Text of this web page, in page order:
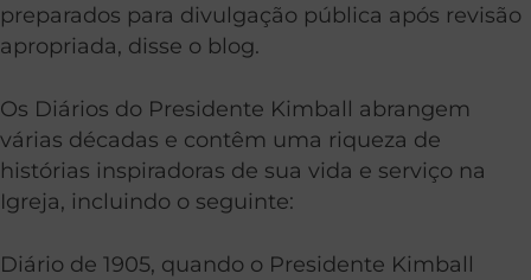
preparados para divulgação pública após revisão
apropriada, disse o blog.
Os Diários do Presidente Kimball abrangem
várias décadas e contêm uma riqueza de
histórias inspiradoras de sua vida e serviço na
Igreja, incluindo o seguinte:
Diário de 1905, quando o Presidente Kimball